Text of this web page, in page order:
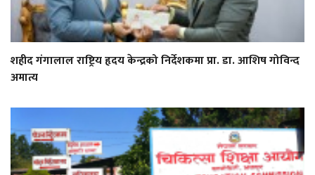
शहीद गंगालाल राष्ट्रिय हृदय केन्द्रको निर्देशकमा प्रा. डा. आशिष गोविन्द
अमात्य